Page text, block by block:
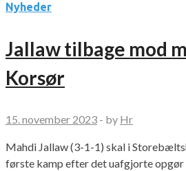
Nyheder
Jallaw tilbage mod
Korsør
15. november 2023 - by Hr
Mahdi Jallaw (3-1-1) skal i
første kamp efter det uafgjorte opgør